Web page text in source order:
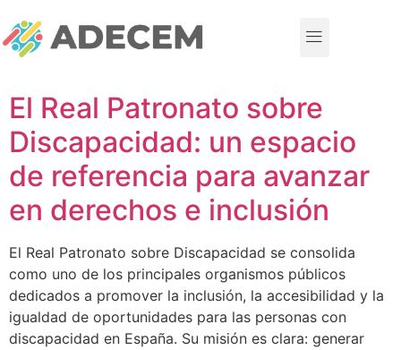
El Real Patronato sobre
Discapacidad: un espacio
de referencia para avanzar
en derechos e inclusión
El Real Patronato sobre Discapacidad se consolida
como uno de los principales organismos públicos
dedicados a promover la inclusión, la accesibilidad y la
igualdad de oportunidades para las personas con
discapacidad en España. Su misión es clara: generar